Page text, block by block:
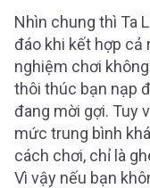
Nhìn chung thì Ta
đáo khi kết hợp cả
nghiệm chơi
thôi thúc bạn nạp
đang mời gợi. Tuy
mức trung bình
cách chơi, chỉ là
Vì vậy nếu bạn